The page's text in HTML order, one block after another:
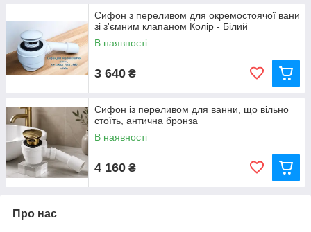
Сифон з переливом для окремостоячої вани
зі з'ємним клапаном Колір - Білий
В наявності
3 640 ₴
Сифон із переливом для ванни, що вільно
стоїть, антична бронза
В наявності
4 160 ₴
Про нас